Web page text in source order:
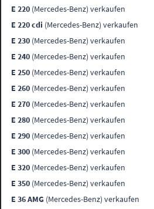
E 220 (Mercedes-Benz) verkaufen
E 220 cdi (Mercedes-Benz) verkaufen
E 230 (Mercedes-Benz) verkaufen
E 240 (Mercedes-Benz) verkaufen
E 250 (Mercedes-Benz) verkaufen
E 260 (Mercedes-Benz) verkaufen
E 270 (Mercedes-Benz) verkaufen
E 280 (Mercedes-Benz) verkaufen
E 290 (Mercedes-Benz) verkaufen
E 300 (Mercedes-Benz) verkaufen
E 320 (Mercedes-Benz) verkaufen
E 350 (Mercedes-Benz) verkaufen
E 36 AMG (Mercedes-Benz) verkaufen